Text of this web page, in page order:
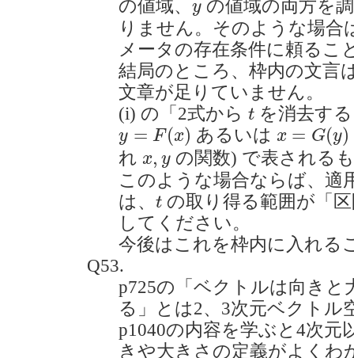
の値域、 y の値域の両方を
りません。そのような場合
メータの存在条件に頼るこ
結局のところ、枠内の文言
文章が足りていません。
(i) の「2式から t
t を消去す
y = F(x)
y= F (x) あるいは x = G(y)
x=G(y)
れ x, y
x, y の関数) で表される
このような場合ならば、適
は、 t
t の取り得る範囲が「
してください。
今後はこれを枠内に入れる
Q53.
p725の「ベクトルは向き
る」とは2、3次元ベクトル
p1040の内容を学ぶと4次元
きや大きさの定義がよくわ